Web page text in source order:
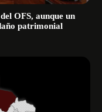
OFS, aunque un
patrimonial